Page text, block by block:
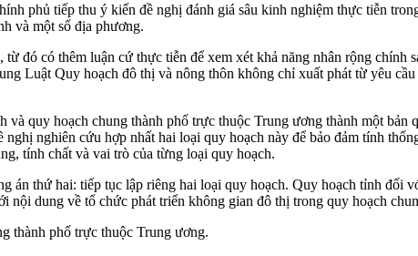
phủ tiếp thu ý kiến đề nghị đánh giá sâu kinh nghiệm thực tiễn
và một số địa phương.
đó có thêm luận cứ thực tiễn để xem xét khả năng nhân rộng chính
Luật Quy hoạch đô thị và nông thôn không chỉ xuất phát từ yêu
quy hoạch chung thành phố trực thuộc Trung ương thành một
nghiên cứu hợp nhất hai loại quy hoạch này để bảo đảm tính
tính chất và vai trò của từng loại quy hoạch.
án thứ hai: tiếp tục lập riêng hai loại quy hoạch. Quy hoạch tỉnh đối
dung về tổ chức phát triển không gian đô thị trong quy hoạch
thành phố trực thuộc Trung ương.